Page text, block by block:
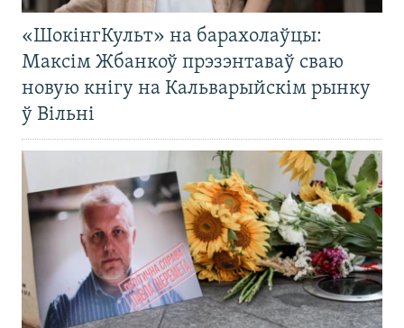
«ШокінгКульт» на барахолаўцы:
Максім Жбанкоў прэзэнтаваў сваю
новую кнігу на Кальварыйскім рынку
ў Вільні